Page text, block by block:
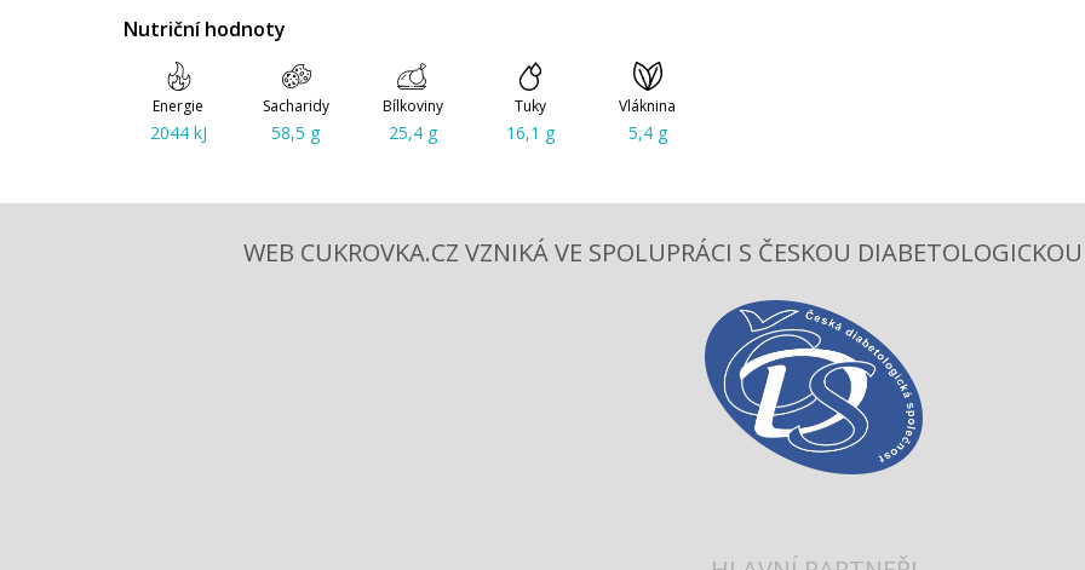
Nutriční hodnoty
Energie
2044 kJ
Sacharidy
58,5 g
Bílkoviny
25,4 g
Tuky
16,1 g
Vláknina
5,4 g
WEB CUKROVKA.CZ VZNIKÁ VE SPOLUPRÁCI S ČESKOU